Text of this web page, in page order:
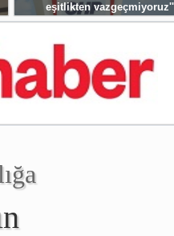
eşitlikten vazgeçmiyoruz''